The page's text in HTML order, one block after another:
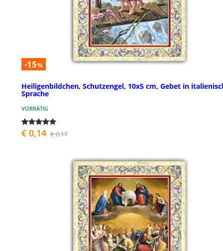
-15%
Heiligenbildchen, Schutzengel, 10x5 cm, Gebet in
Sprache
VORRÄTIG
€ 0,14 € 0,17